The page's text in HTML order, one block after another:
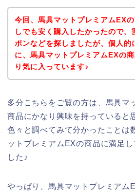
今回、馬具マットプレミアムEX
しでも安く購入したかったので、
ポンなどを探しましたが、個人的
に、馬具マットプレミアムEXの
り気に入っています♪
多分こちらをご覧の方は、馬具マ
商品にかなり興味を持っていると
色々と調べてみて分かったことは
ットプレミアムEXの商品に満足
した♪
やっぱり、馬具マットプレミアム